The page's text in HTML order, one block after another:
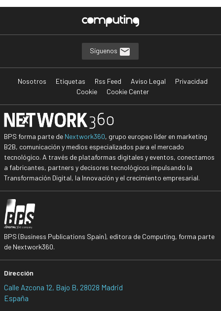
Síguenos
Nosotros Etiquetas Rss Feed Aviso Legal
Privacidad
Cookie
Cookie Center
BPS forma parte de Nextwork360, grupo europeo líder en marketing
B2B, comunicación y medios especializados para el mercado
tecnológico. A través de plataformas digitales y eventos, conectamos
a fabricantes, partners y decisores tecnológicos impulsando la
Transformación Digital, la Innovación y el crecimiento empresarial.
BPS (Business Publications Spain), editora de Computing, forma parte
de Nextwork360.
Dirección
Calle Azcona 12, Bajo B, 28028 Madrid
España